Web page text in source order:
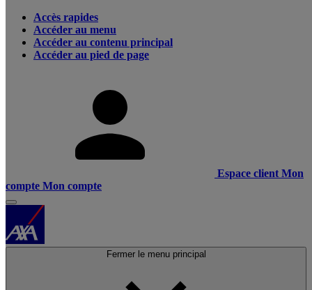
Accès rapides
Accéder au menu
Accéder au contenu principal
Accéder au pied de page
Espace client Mon
compte Mon compte
Fermer le menu principal